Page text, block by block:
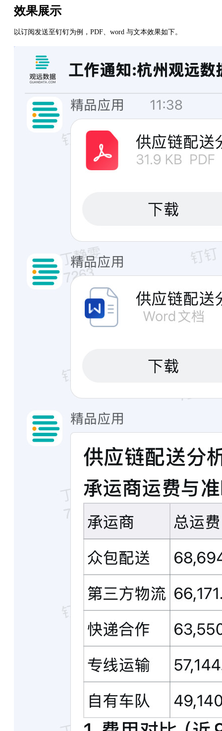
效果展示
以订阅发送至钉钉为例，PDF、word 与文本效果如下。